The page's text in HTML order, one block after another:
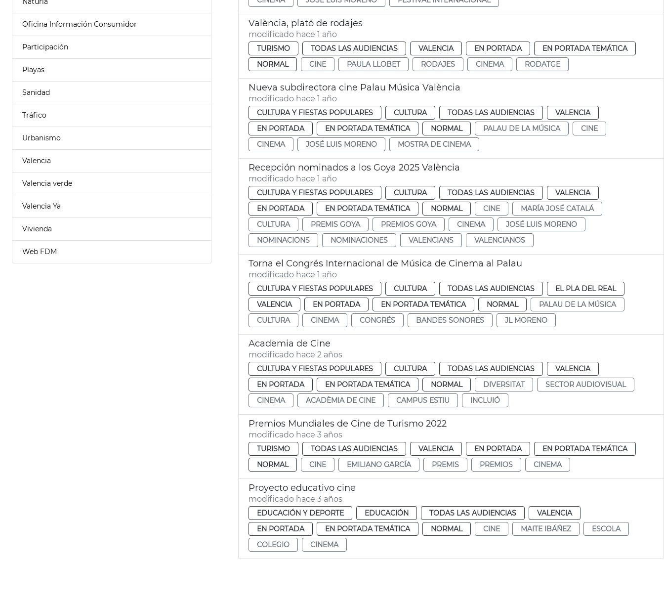
Oficina Información Consumidor
Participación
Playas
Sanidad
Tráfico
Urbanismo
Valencia
Valencia verde
Valencia Ya
Vivienda
Web FDM
València, plató de rodajes
modificado hace 1 año
TURISMO TODAS LAS AUDIENCIAS VALENCIA EN PORTADA
EN PORTADA TEMÁTICA
NORMAL
CINE PAULA LLOBET RODAJES CINEMA RODATGE
Nueva subdirectora cine Palau Música València
modificado hace 1 año
CULTURA Y FIESTAS POPULARES CULTURA TODAS LAS AUDIENCIAS
VALENCIA
EN PORTADA
EN PORTADA TEMÁTICA NORMAL PALAU DE LA MÚSICA
CINE
CINEMA
JOSÉ LUIS MORENO MOSTRA DE CINEMA
Recepción nominados a los Goya 2025 València
modificado hace 1 año
CULTURA Y FIESTAS POPULARES CULTURA TODAS LAS AUDIENCIAS
VALENCIA
EN PORTADA
EN PORTADA TEMÁTICA NORMAL CINE
MARÍA JOSÉ CATALÁ
CULTURA
PREMIS GOYA PREMIOS GOYA CINEMA
JOSÉ LUIS MORENO
NOMINACIONS
NOMINACIONES VALENCIANS VALENCIANOS
Torna el Congrés Internacional de Música de Cinema al Palau
modificado hace 1 año
CULTURA Y FIESTAS POPULARES CULTURA TODAS LAS AUDIENCIAS
EL PLA DEL REAL
VALENCIA
EN PORTADA EN PORTADA TEMÁTICA NORMAL
PALAU DE LA MÚSICA
CULTURA
CINEMA CONGRÉS BANDES SONORES JL MORENO
Academia de Cine
modificado hace 2 años
CULTURA Y FIESTAS POPULARES CULTURA TODAS LAS AUDIENCIAS
VALENCIA
EN PORTADA
EN PORTADA TEMÁTICA NORMAL DIVERSITAT
SECTOR AUDIOVISUAL
CINEMA
ACADÈMIA DE CINE CAMPUS ESTIU INCLUIÓ
Premios Mundiales de Cine de Turismo 2022
modificado hace 3 años
TURISMO TODAS LAS AUDIENCIAS VALENCIA EN PORTADA
EN PORTADA TEMÁTICA
NORMAL
CINE EMILIANO GARCÍA PREMIS PREMIOS CINEMA
Proyecto educativo cine
modificado hace 3 años
EDUCACIÓN Y DEPORTE EDUCACIÓN TODAS LAS AUDIENCIAS
VALENCIA
EN PORTADA
EN PORTADA TEMÁTICA NORMAL CINE MAITE IBÁÑEZ
ESCOLA
COLEGIO
CINEMA